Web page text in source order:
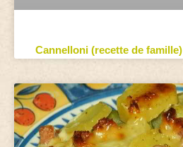
Cannelloni (recette de famille)